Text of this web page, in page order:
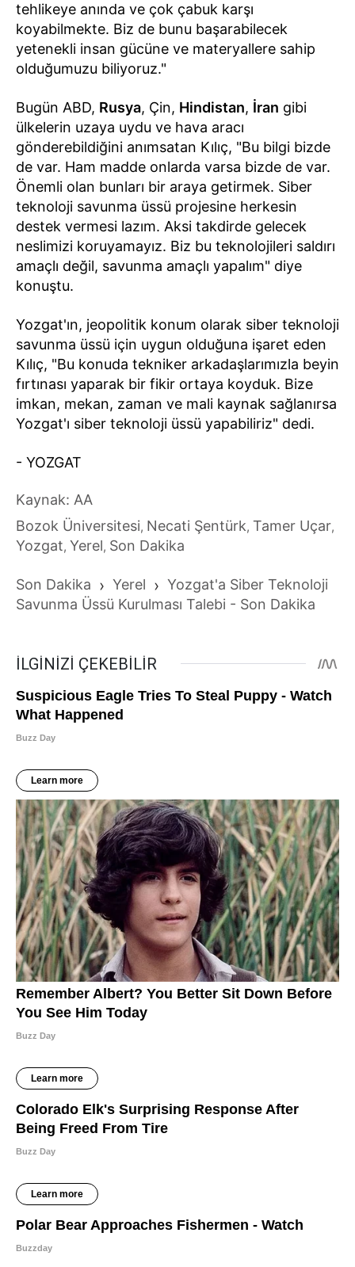
tehlikeye anında ve çok çabuk karşı
koyabilmekte. Biz de bunu başarabilecek
yetenekli insan gücüne ve materyallere sahip
olduğumuzu biliyoruz."
Bugün ABD, Rusya, Çin, Hindistan, İran gibi
ülkelerin uzaya uydu ve hava aracı
gönderebildiğini anımsatan Kılıç, "Bu bilgi bizde
de var. Ham madde onlarda varsa bizde de var.
Önemli olan bunları bir araya getirmek. Siber
teknoloji savunma üssü projesine herkesin
destek vermesi lazım. Aksi takdirde gelecek
neslimizi koruyamayız. Biz bu teknolojileri saldırı
amaçlı değil, savunma amaçlı yapalım" diye
konuştu.
Yozgat'ın, jeopolitik konum olarak siber teknoloji
savunma üssü için uygun olduğuna işaret eden
Kılıç, "Bu konuda tekniker arkadaşlarımızla beyin
fırtınası yaparak bir fikir ortaya koyduk. Bize
imkan, mekan, zaman ve mali kaynak sağlanırsa
Yozgat'ı siber teknoloji üssü yapabiliriz" dedi.
- YOZGAT
Kaynak: AA
Bozok Üniversitesi, Necati Şentürk, Tamer Uçar,
Yozgat, Yerel, Son Dakika
Son Dakika › Yerel › Yozgat'a Siber Teknoloji
Savunma Üssü Kurulması Talebi - Son Dakika